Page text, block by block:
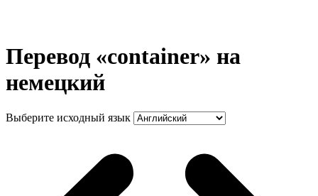
Перевод «container» на
немецкий
Выберите исходный язык